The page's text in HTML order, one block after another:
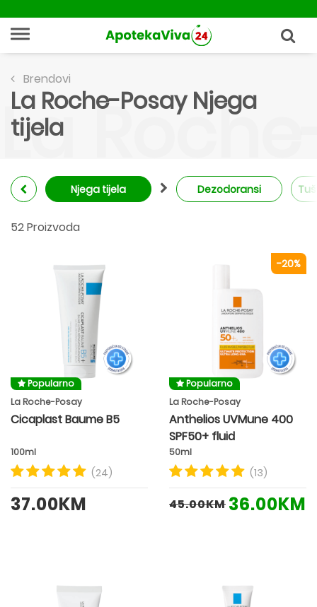
Brendovi
La Roche-Posay Njega
tijela
La
Njega tijela Dezodoransi
52 Proizvoda
Popularno
La Roche-Posay
Cicaplast Baume B5
100ml
(24)
37.00KM
-20%
Popularno
La Roche-Posay
Anthelios UVMune 400
SPF50+ fluid
50ml
(13)
45.00KM 36.00KM